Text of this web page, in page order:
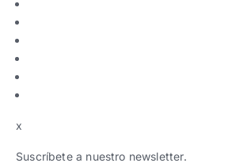
x
Suscríbete a nuestro newsletter.